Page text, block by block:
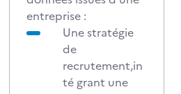
entreprise :
Une stratégie
de
recrutement,in
té grant une